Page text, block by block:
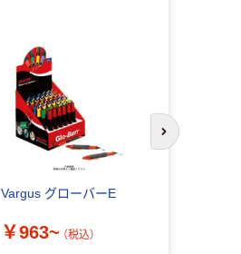
Vargus グローバーE
￥963~ （税込）
次のスライド